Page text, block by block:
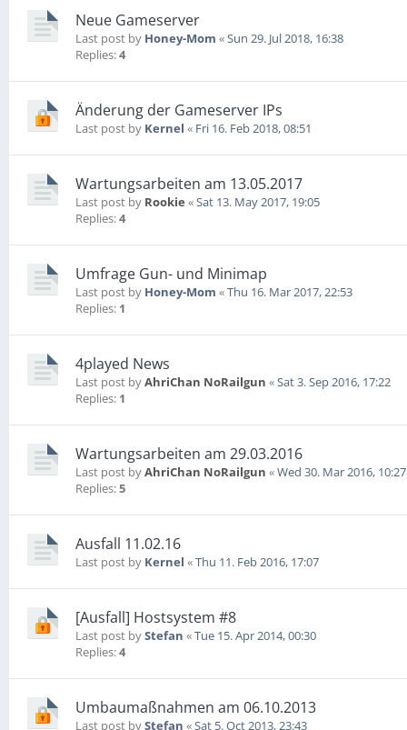
Neue Gameserver
Last post by Honey-Mom «Sun 29. Jul 2018, 16:38
Replies:4
Änderung der Gameserver IPs
Last post by Kernel « Fri 16. Feb 2018, 08:51
Wartungsarbeiten am 13.05.2017
Last post by Rookie «Sat 13. May 2017, 19:05
Replies:4
Umfrage Gun- und Minimap
Last post by Honey-Mom «Thu 16. Mar 2017, 22:53
Replies: 1
4played News
Last post byAhriChan NoRailgun «Sat 3. Sep 2016, 17:22
Replies: 1
Wartungsarbeiten am 29.03.2016
Last post byAhriChan NoRailgun «Wed 30. Mar 2016, 10:27
Replies:5
Ausfall 11.02.16
Last post by Kernel «Thu 11. Feb 2016, 17:07
[Ausfall] Hostsystem #8
Last post byStefan «Tue 15. Apr 2014, 00:30
Replies:4
Umbaumaßnahmen am 06.10.2013
Last post byStefan «Sat 5. Oct 2013, 23:43